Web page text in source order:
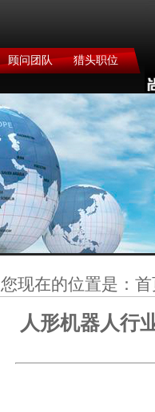
顾问团队 猎头职位
您现在的位置是：
人形机器人行